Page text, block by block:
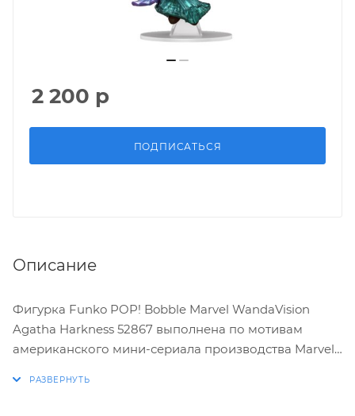
2 200 р
ПОДПИСАТЬСЯ
Описание
Фигурка Funko POP! Bobble Marvel WandaVision
Agatha Harkness 52867 выполнена по мотивам
американского мини-сериала производства Marvel